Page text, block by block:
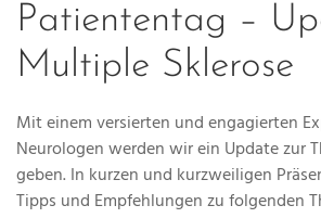
Patiententag –
Multiple Sklerose
Mit einem versierten und engagierten
Neurologen werden wir ein Update zur
geben. In kurzen und kurzweiligen
Tipps und Empfehlungen zu folgenden